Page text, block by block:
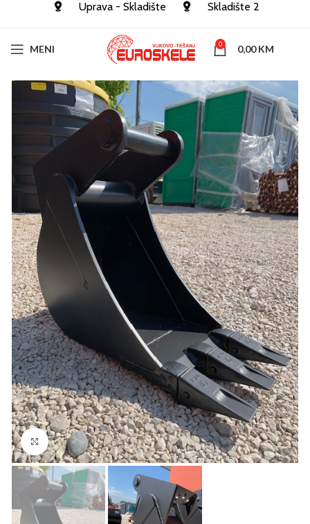
Uprava - Skladište Skladište 2
MENI 0 0,00KM
Click to enlarge